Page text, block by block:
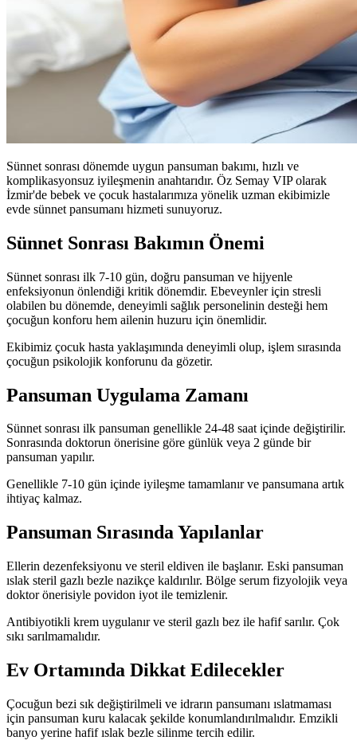
Sünnet sonrası dönemde uygun pansuman bakımı, hızlı ve
komplikasyonsuz iyileşmenin anahtarıdır. Öz Semay VIP olarak
İzmir'de bebek ve çocuk hastalarımıza yönelik uzman ekibimizle
evde sünnet pansumanı hizmeti sunuyoruz.
Sünnet Sonrası Bakımın Önemi
Sünnet sonrası ilk 7-10 gün, doğru pansuman ve hijyenle
enfeksiyonun önlendiği kritik dönemdir. Ebeveynler için stresli
olabilen bu dönemde, deneyimli sağlık personelinin desteği hem
çocuğun konforu hem ailenin huzuru için önemlidir.
Ekibimiz çocuk hasta yaklaşımında deneyimli olup, işlem sırasında
çocuğun psikolojik konforunu da gözetir.
Pansuman Uygulama Zamanı
Sünnet sonrası ilk pansuman genellikle 24-48 saat içinde değiştirilir.
Sonrasında doktorun önerisine göre günlük veya 2 günde bir
pansuman yapılır.
Genellikle 7-10 gün içinde iyileşme tamamlanır ve pansumana artık
ihtiyaç kalmaz.
Pansuman Sırasında Yapılanlar
Ellerin dezenfeksiyonu ve steril eldiven ile başlanır. Eski pansuman
ıslak steril gazlı bezle nazikçe kaldırılır. Bölge serum fizyolojik veya
doktor önerisiyle povidon iyot ile temizlenir.
Antibiyotikli krem uygulanır ve steril gazlı bez ile hafif sarılır. Çok
sıkı sarılmamalıdır.
Ev Ortamında Dikkat Edilecekler
Çocuğun bezi sık değiştirilmeli ve idrarın pansumanı ıslatmaması
için pansuman kuru kalacak şekilde konumlandırılmalıdır. Emzikli
banyo yerine hafif ıslak bezle silinme tercih edilir.